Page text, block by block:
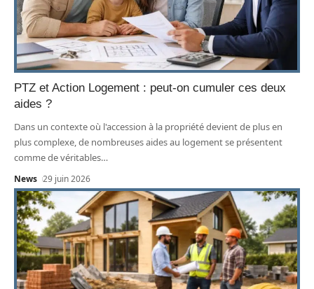
PTZ et Action Logement : peut-on cumuler ces deux
aides ?
Dans un contexte où l'accession à la propriété devient de plus en
plus complexe, de nombreuses aides au logement se présentent
comme de véritables…
News 29 juin 2026